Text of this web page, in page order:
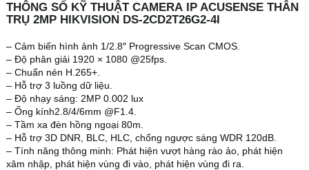
THÔNG SỐ KỸ THUẬT CAMERA IP ACUSENSE THÂN
TRỤ 2MP HIKVISION DS-2CD2T26G2-4I
– Cảm biến hình ảnh 1/2.8″ Progressive Scan CMOS.
– Độ phân giải 1920 × 1080 @25fps.
– Chuẩn nén H.265+.
– Hỗ trợ 3 luồng dữ liệu.
– Độ nhạy sáng: 2MP 0.002 lux
– Ống kính2.8/4/6mm @F1.4.
– Tầm xa đèn hồng ngoại 80m.
– Hỗ trợ 3D DNR, BLC, HLC, chống ngược sáng WDR 120dB.
– Tính năng thông minh: Phát hiện vượt hàng rào ảo, phát hiện
xâm nhập, phát hiện vùng đi vào, phát hiện vùng đi ra.